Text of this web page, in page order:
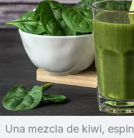
Una mezcla de kiwi,